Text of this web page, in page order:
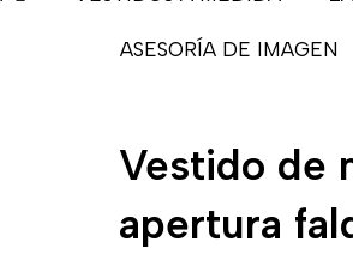
ASESORÍA DE IMAGEN
Vestido de
apertura